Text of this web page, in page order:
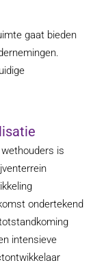
gaat bieden
is
ondertekend
intensieve